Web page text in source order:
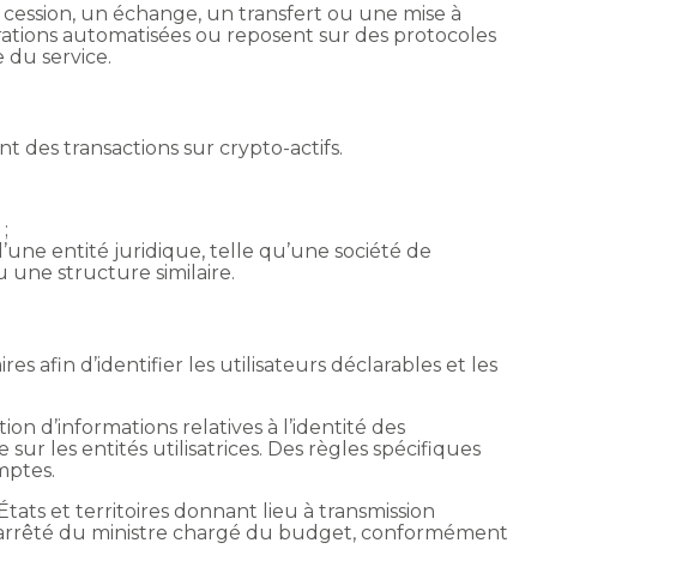
un échange, un transfert ou une mise à
automatisées ou reposent sur des protocoles
service.
des transactions sur crypto-actifs.
entité juridique, telle qu’une société de
une structure similaire.
afin d’identifier les utilisateurs déclarables et les
d’informations relatives à l’identité des
les entités utilisatrices. Des règles spécifiques
et territoires donnant lieu à transmission
du ministre chargé du budget, conformément